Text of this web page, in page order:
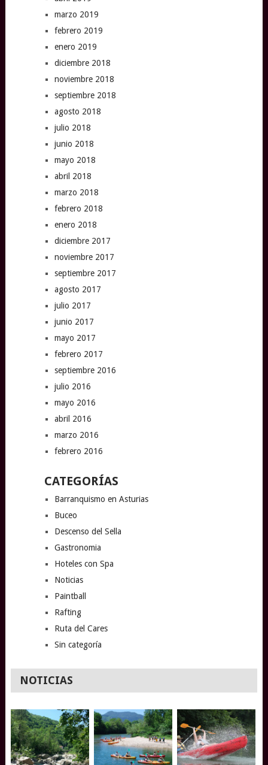
marzo 2019
febrero 2019
enero 2019
diciembre 2018
noviembre 2018
septiembre 2018
agosto 2018
julio 2018
junio 2018
mayo 2018
abril 2018
marzo 2018
febrero 2018
enero 2018
diciembre 2017
noviembre 2017
septiembre 2017
agosto 2017
julio 2017
junio 2017
mayo 2017
febrero 2017
septiembre 2016
julio 2016
mayo 2016
abril 2016
marzo 2016
febrero 2016
CATEGORÍAS
Barranquismo en Asturias
Buceo
Descenso del Sella
Gastronomia
Hoteles con Spa
Noticias
Paintball
Rafting
Ruta del Cares
Sin categoría
NOTICIAS